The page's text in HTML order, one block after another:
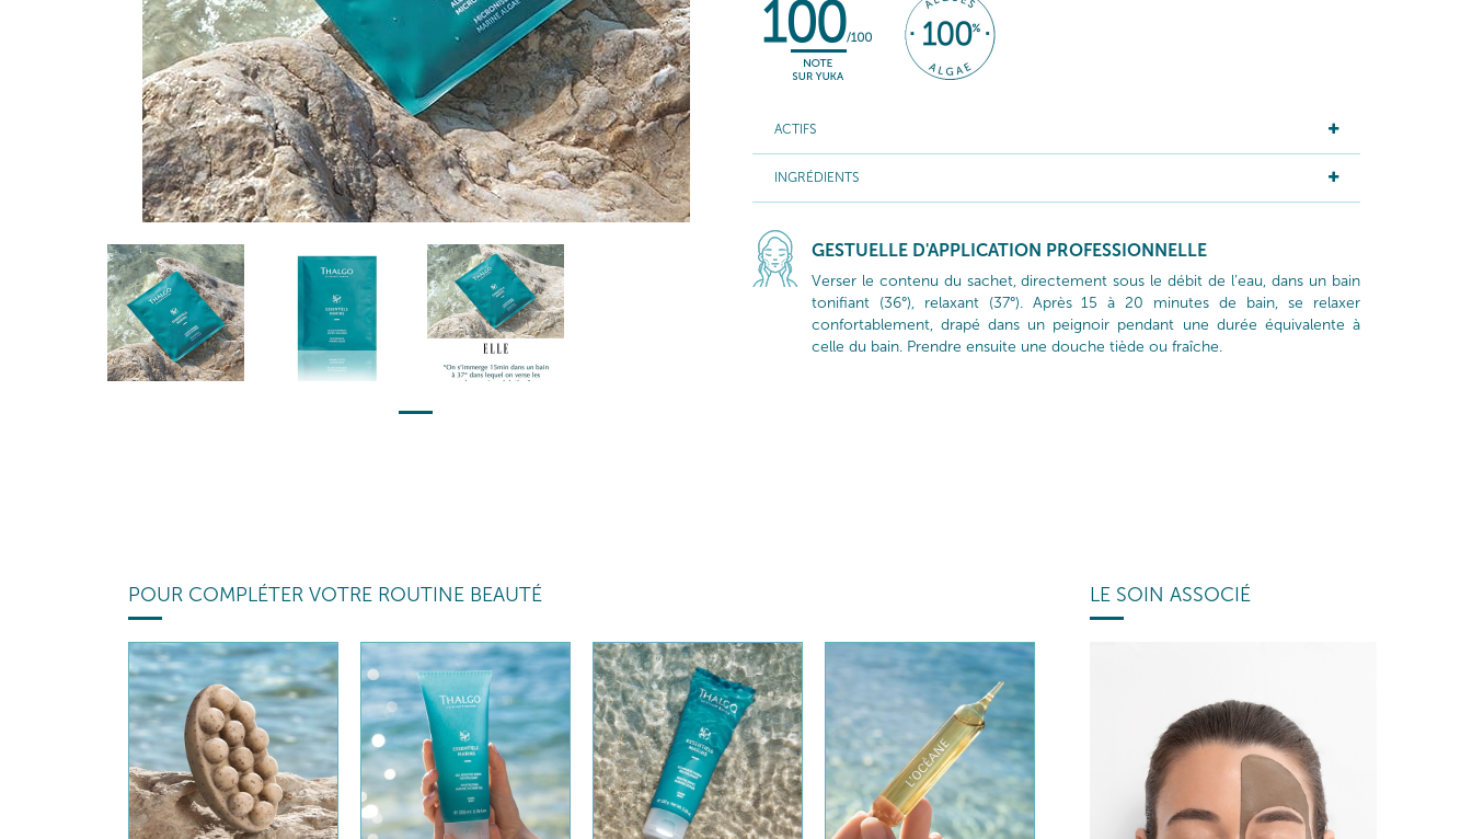
ACTIFS
INGRÉDIENTS
GESTUELLE D'APPLICATION PROFESSIONNELLE
Verser le contenu du sachet, directement sous le débit de l’eau, dans un bain
tonifiant (36°), relaxant (37°). Après 15 à 20 minutes de bain, se relaxer
confortablement, drapé dans un peignoir pendant une durée équivalente à
celle du bain. Prendre ensuite une douche tiède ou fraîche.
POUR COMPLÉTER VOTRE ROUTINE BEAUTÉ LE SOIN ASSOCIÉ